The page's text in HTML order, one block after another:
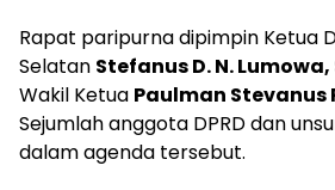
Rapat paripurna dipimpin Ketua
Selatan Stefanus D. N. Lumowa,
Wakil Ketua Paulman Stevanus
Sejumlah anggota DPRD dan
dalam agenda tersebut.